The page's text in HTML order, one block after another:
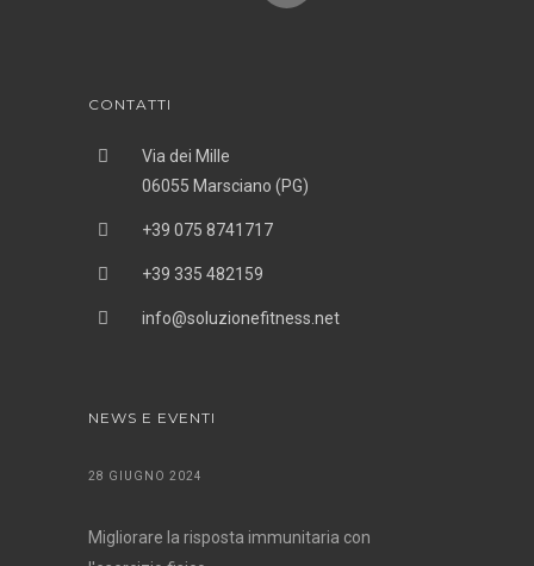
CONTATTI
Via dei Mille
06055 Marsciano (PG)
+39 075 8741717
+39 335 482159
info@soluzionefitness.net
NEWS E EVENTI
28 GIUGNO 2024
Migliorare la risposta immunitaria con